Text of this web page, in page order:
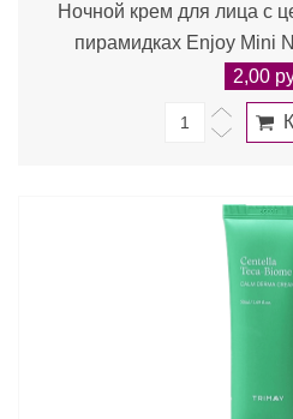
Ночной крем для лица с
пирамидках Enjoy Mini
2,00